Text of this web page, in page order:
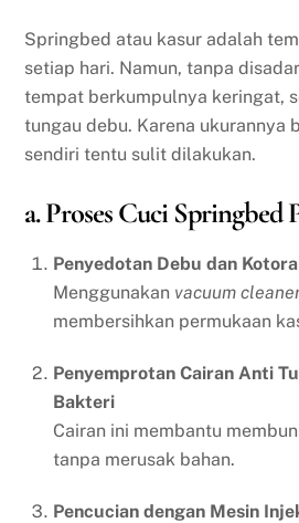
Springbed atau kasur adalah
setiap hari. Namun, tanpa
tempat berkumpulnya keringat,
tungau debu. Karena ukurannya
sendiri tentu sulit dilakukan.
a. Proses Cuci Springbed
Penyedotan Debu dan
Menggunakan vacuum
membersihkan permukaan
Penyemprotan Cairan Anti
Bakteri
Cairan ini membantu
tanpa merusak bahan.
Pencucian dengan Mesin